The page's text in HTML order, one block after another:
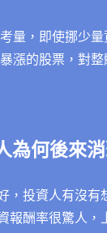
量，即使挪少
漲的股票，對
為何後來
，投資人有沒有
報酬率很驚人，